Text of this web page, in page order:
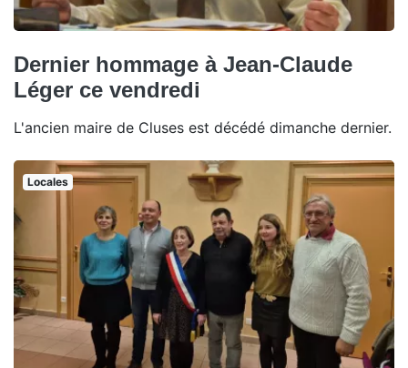
Dernier hommage à Jean-Claude
Léger ce vendredi
L'ancien maire de Cluses est décédé dimanche dernier.
Locales